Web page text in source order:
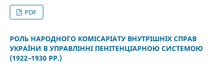
PDF
РОЛЬ НАРОДНОГО КОМІСАРІАТУ ВНУТРІШНІХ СПРАВ
УКРАЇНИ В УПРАВЛІННІ ПЕНІТЕНЦІАРНОЮ СИСТЕМОЮ
(1922–1930 РР.)